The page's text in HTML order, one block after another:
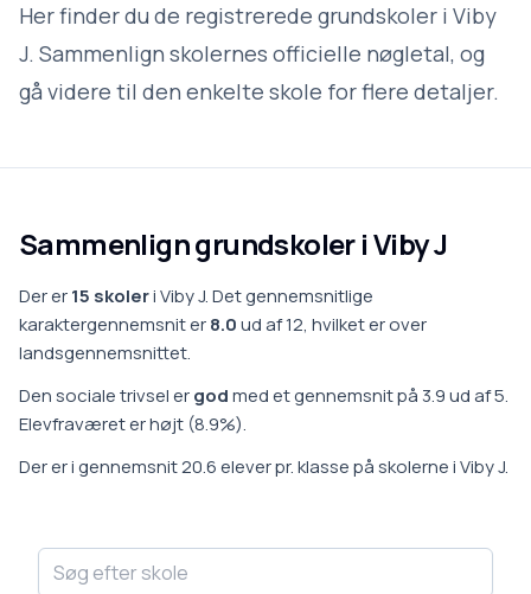
Her finder du de registrerede grundskoler i Viby
J. Sammenlign skolernes officielle nøgletal, og
gå videre til den enkelte skole for flere detaljer.
Sammenlign grundskoler iViby J
Der er15 skoleriViby J.Det gennemsnitlige
karaktergennemsnit er8.0ud af 12, hvilket erover
landsgennemsnittet.
Den sociale trivsel ergodmed et gennemsnit på 3.9ud af 5.
Elevfraværet erhøjt (8.9%).
Der er i gennemsnit20.6elever pr. klasse påskolerne iViby J.